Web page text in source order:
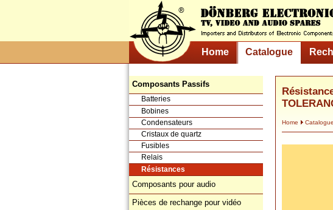
Home Catalogue
Composants Passifs
Batteries
Bobines
Condensateurs
Cristaux de quartz
Fusibles
Relais
Résistances
Composants pour audio
Pièces de rechange pour vidéo
Home Catalogue